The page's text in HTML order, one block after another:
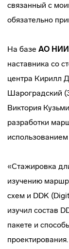
связанный с
обязательно
На базе АО
наставника со
центра Кирилл
Шароградский
Виктория
разработки
«Стажировка
изучению
схем и DDK
изучил состав
пакете и